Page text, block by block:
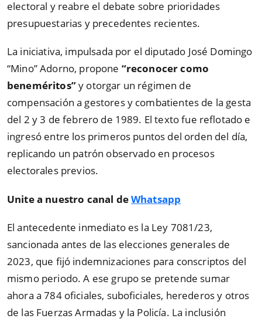
electoral y reabre el debate sobre prioridades
presupuestarias y precedentes recientes.
La iniciativa, impulsada por el diputado José Domingo
“Mino” Adorno, propone “reconocer como
beneméritos”y otorgar un régimen de
compensación a gestores y combatientes de la gesta
del 2 y 3 de febrero de 1989. El texto fue reflotado e
ingresó entre los primeros puntos del orden del día,
replicando un patrón observado en procesos
electorales previos.
Unite a nuestro canal deWhatsapp
El antecedente inmediato es la Ley 7081/23,
sancionada antes de las elecciones generales de
2023, que fijó indemnizaciones para conscriptos del
mismo periodo. A ese grupo se pretende sumar
ahora a 784 oficiales, suboficiales, herederos y otros
de las Fuerzas Armadas y la Policía. La inclusión